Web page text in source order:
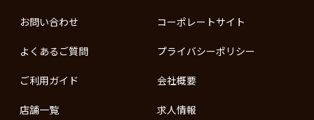
お問い合わせ
よくあるご質問
ご利用ガイド
店舗一覧
コーポレートサイト
プライバシーポリシー
会社概要
求人情報